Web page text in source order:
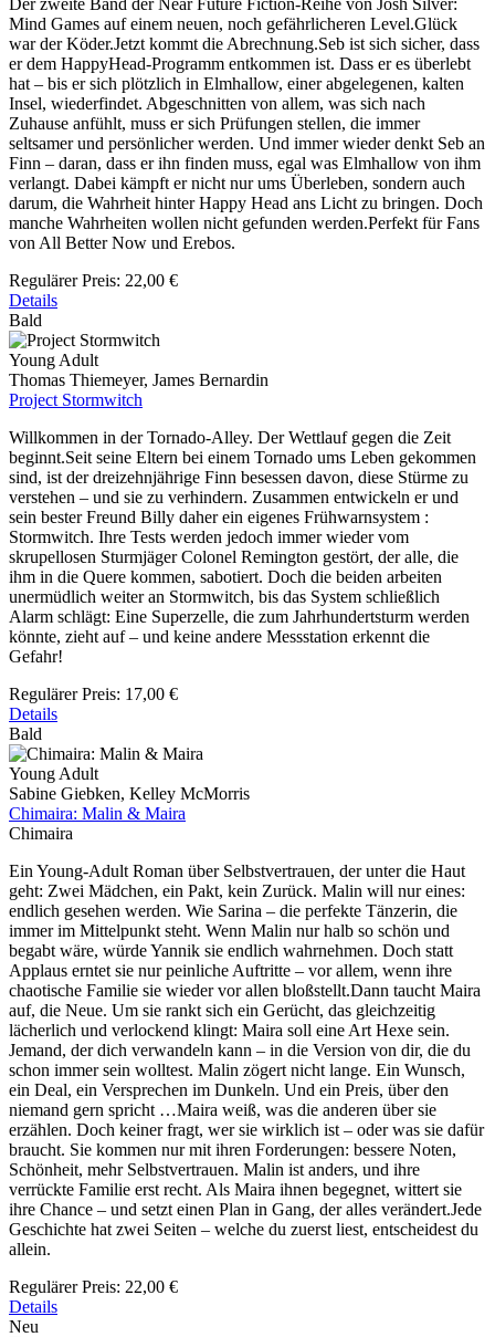
Der zweite Band der Near Future Fiction-Reihe von Josh Silver:
Mind Games auf einem neuen, noch gefährlicheren Level.Glück
war der Köder.Jetzt kommt die Abrechnung.Seb ist sich sicher, dass
er dem HappyHead-Programm entkommen ist. Dass er es überlebt
hat – bis er sich plötzlich in Elmhallow, einer abgelegenen, kalten
Insel, wiederfindet. Abgeschnitten von allem, was sich nach
Zuhause anfühlt, muss er sich Prüfungen stellen, die immer
seltsamer und persönlicher werden. Und immer wieder denkt Seb an
Finn – daran, dass er ihn finden muss, egal was Elmhallow von ihm
verlangt. Dabei kämpft er nicht nur ums Überleben, sondern auch
darum, die Wahrheit hinter Happy Head ans Licht zu bringen. Doch
manche Wahrheiten wollen nicht gefunden werden.Perfekt für Fans
von All Better Now und Erebos.
Regulärer Preis: 22,00 €
Details
Bald
Young Adult
Thomas Thiemeyer, James Bernardin
Project Stormwitch
Willkommen in der Tornado-Alley. Der Wettlauf gegen die Zeit
beginnt.Seit seine Eltern bei einem Tornado ums Leben gekommen
sind, ist der dreizehnjährige Finn besessen davon, diese Stürme zu
verstehen – und sie zu verhindern. Zusammen entwickeln er und
sein bester Freund Billy daher ein eigenes Frühwarnsystem :
Stormwitch. Ihre Tests werden jedoch immer wieder vom
skrupellosen Sturmjäger Colonel Remington gestört, der alle, die
ihm in die Quere kommen, sabotiert. Doch die beiden arbeiten
unermüdlich weiter an Stormwitch, bis das System schließlich
Alarm schlägt: Eine Superzelle, die zum Jahrhundertsturm werden
könnte, zieht auf – und keine andere Messstation erkennt die
Gefahr!
Regulärer Preis: 17,00 €
Details
Bald
Young Adult
Sabine Giebken, Kelley McMorris
Chimaira: Malin & Maira
Chimaira
Ein Young-Adult Roman über Selbstvertrauen, der unter die Haut
geht: Zwei Mädchen, ein Pakt, kein Zurück. Malin will nur eines:
endlich gesehen werden. Wie Sarina – die perfekte Tänzerin, die
immer im Mittelpunkt steht. Wenn Malin nur halb so schön und
begabt wäre, würde Yannik sie endlich wahrnehmen. Doch statt
Applaus erntet sie nur peinliche Auftritte – vor allem, wenn ihre
chaotische Familie sie wieder vor allen bloßstellt.Dann taucht Maira
auf, die Neue. Um sie rankt sich ein Gerücht, das gleichzeitig
lächerlich und verlockend klingt: Maira soll eine Art Hexe sein.
Jemand, der dich verwandeln kann – in die Version von dir, die du
schon immer sein wolltest. Malin zögert nicht lange. Ein Wunsch,
ein Deal, ein Versprechen im Dunkeln. Und ein Preis, über den
niemand gern spricht …Maira weiß, was die anderen über sie
erzählen. Doch keiner fragt, wer sie wirklich ist – oder was sie dafür
braucht. Sie kommen nur mit ihren Forderungen: bessere Noten,
Schönheit, mehr Selbstvertrauen. Malin ist anders, und ihre
verrückte Familie erst recht. Als Maira ihnen begegnet, wittert sie
ihre Chance – und setzt einen Plan in Gang, der alles verändert.Jede
Geschichte hat zwei Seiten – welche du zuerst liest, entscheidest du
allein.
Regulärer Preis: 22,00 €
Details
Neu